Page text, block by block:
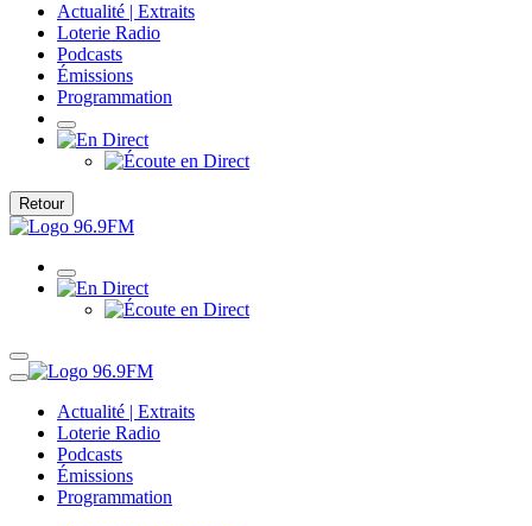
Actualité | Extraits
Loterie Radio
Podcasts
Émissions
Programmation
Retour
Actualité | Extraits
Loterie Radio
Podcasts
Émissions
Programmation